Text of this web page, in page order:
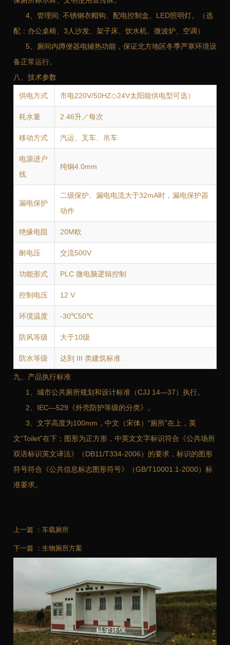
4、管理间: 不锈钢衣帽钩、配电控制盒、LED照明灯。（选
配：办公桌椅、3人沙发、架子床、饮水机、微波炉、空调）
5、厕间内蹲便器电辅热功能，保证北方地区冬季严寒环境设
备正常运行。
八、技术参数
供电方式 市电220V/50HZ◇24V太阳能供电型可选）
耗水量 2.46升／每次
移动方式 汽运、叉车、吊车
电源进户
线
纯铜4.0mm
漏电保护
二级保护、漏电电流大于32mA时，漏电保护器
动作
绝缘电阻 20M欧
耐电压 交流500V
功能形式 PLC 微电脑逻辑控制
控制电压 12 V
环境温度 -30℃50℃
防风等级 大于10级
防水等级 达到 III 类建筑标准
九、产品执行标准
1、城市公共厕所规划和设计标准（CJJ 14—37）执行。
2、IEC—529《外壳防护等级的分类》。
3、文字高度为100mm，中文（宋体）“厕所”在上，英
文“Toilet”在下；图形为正方形，中英文文字标识符合《公共场所
双语标识英文译法》（DB11/T334-2006）的要求，标识的图形
符号符合《公共信息标志图形符号》（GB/T10001.1-2000）标
准要求。
上一篇 ： 车载厕所
下一篇 ： 生物厕所方案